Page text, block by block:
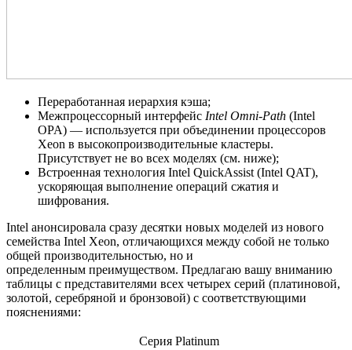
Переработанная иерархия кэша;
Межпроцессорный интерфейс Intel Omni-Path (Intel
OPA) — используется при объединении процессоров
Xeon в высокопроизводительные кластеры.
Присутствует не во всех моделях (см. ниже);
Встроенная технология Intel QuickAssist (Intel QAT),
ускоряющая выполнение операций сжатия и
шифрования.
Intel анонсировала сразу десятки новых моделей из нового
семейства Intel Xeon, отличающихся между собой не только
общей производительностью, но и
определенным преимуществом. Предлагаю вашу вниманию
таблицы с представителями всех четырех серий (платиновой,
золотой, серебряной и бронзовой) с соответствующими
пояснениями:
Серия Platinum